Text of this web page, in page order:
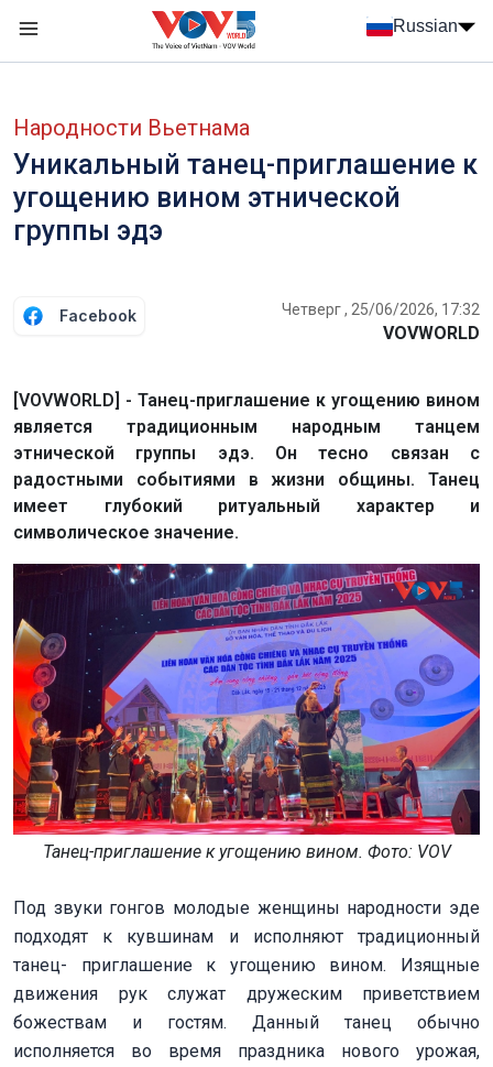
Russian
Народности Вьетнама
Уникальный танец-приглашение к
угощению вином этнической
группы эдэ
Facebook Четверг , 25/06/2026, 17:32
VOVWORLD
[VOVWORLD] - Танец-приглашение к угощению вином
является традиционным народным танцем
этнической группы эдэ. Он тесно связан с
радостными событиями в жизни общины. Танец
имеет глубокий ритуальный характер и
символическое значение.
Танец-приглашение к угощению вином. Фото: VOV
Под звуки гонгов молодые женщины народности эде
подходят к кувшинам и исполняют традиционный
танец- приглашение к угощению вином. Изящные
движения рук служат дружеским приветствием
божествам и гостям. Данный танец обычно
исполняется во время праздника нового урожая,